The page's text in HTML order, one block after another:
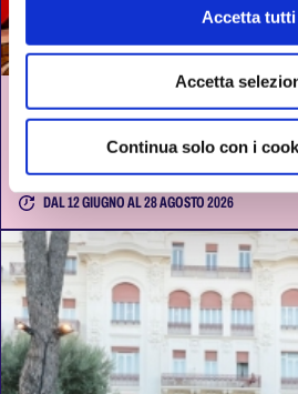
Accetta tutti
Accetta
Continua solo con i
SGANASSAU CABARET A
RIMINI
DAL 12 GIUGNO AL 28 AGOSTO 2026